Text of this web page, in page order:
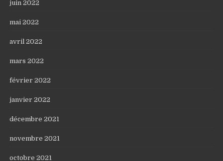
juin 2022
mai 2022
avril 2022
mars 2022
février 2022
janvier 2022
décembre 2021
novembre 2021
octobre 2021